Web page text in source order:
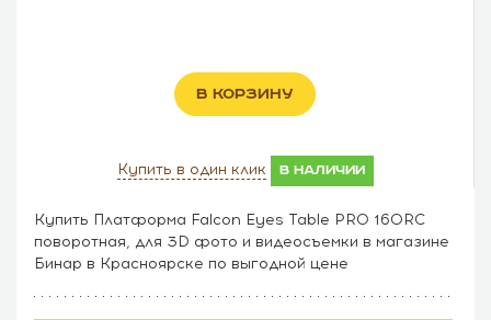
В КОРЗИНУ
Купить в один клик в наличии
Купить Платформа Falcon Eyes Table PRO 160RC
поворотная, для 3D фото и видеосъемки в магазине
Бинар в Красноярске по выгодной цене